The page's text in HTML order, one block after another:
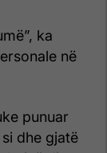
ka
në
punuar
dhe gjatë